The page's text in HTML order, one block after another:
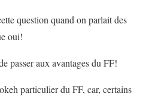
question quand on parlait des
oui!
passer aux avantages du FF!
particulier du FF, car, certains